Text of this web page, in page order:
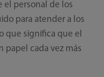
el personal de los
para atender a los
que significa que el
papel cada vez más